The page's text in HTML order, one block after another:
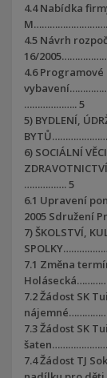
4.4 Nabídka
4.5 Návrh
16/
4.6 Programové
……………….. 5
5) BYDLENÍ,
6) SOCIÁLNÍ
……………. 5
6.1 Upravení
2005 Sdružení
7) ŠKOLSTVÍ,
7.1 Změna
7.2 Žádost SK
7.3 Žádost SK
7.4 Žádost TJ